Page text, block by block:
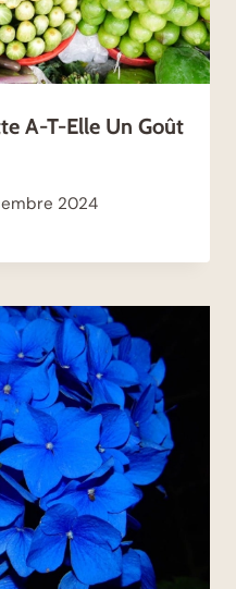
A-T-Elle Un Goût
2024